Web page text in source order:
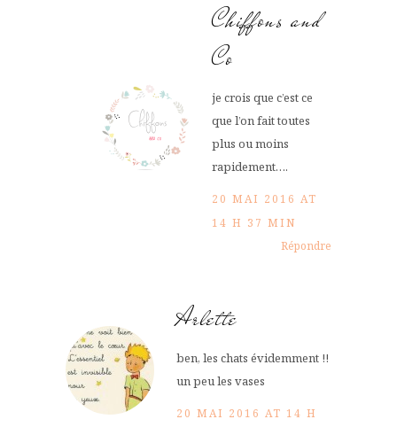
Chiffons and
Co
je crois que c’est ce
que l’on fait toutes
plus ou moins
rapidement….
20 MAI 2016 AT
14 H 37 MIN
Répondre
Arlette
ben, les chats évidemment !!
un peu les vases
20 MAI 2016 AT 14 H